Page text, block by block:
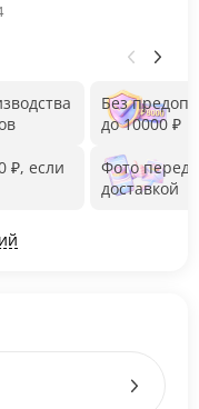
₽, если
Без
до 10000 ₽
Фото перед
доставкой